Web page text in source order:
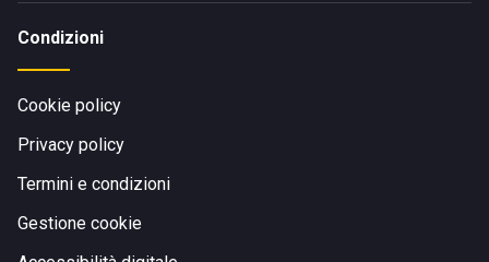
Condizioni
Cookie policy
Privacy policy
Termini e condizioni
Gestione cookie